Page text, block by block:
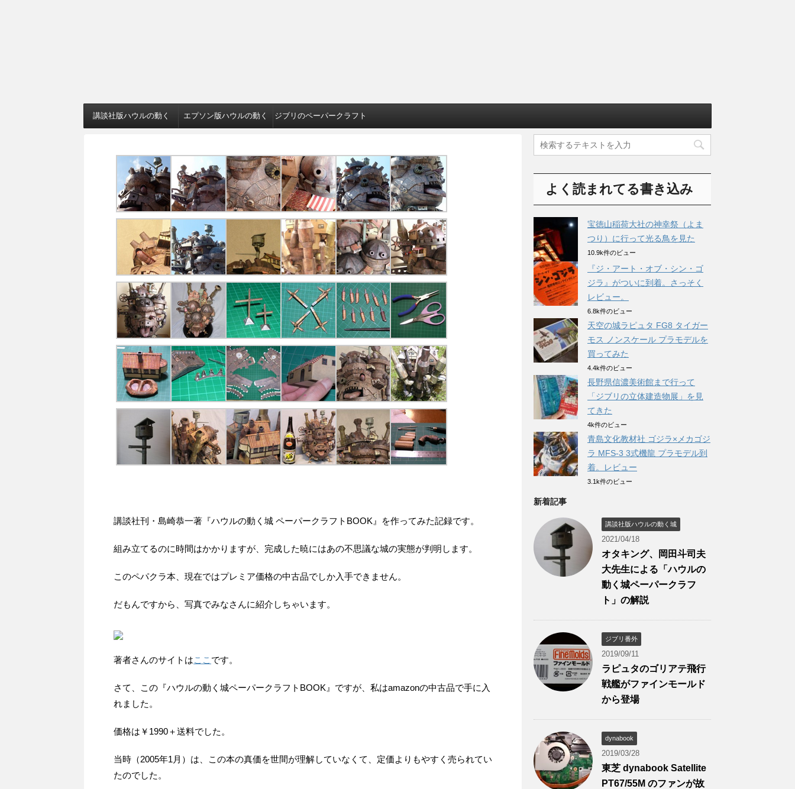
講談社版ハウルの動く エプソン版ハウルの動く ジブリのペーパークラフト
講談社刊・島崎恭一著『ハウルの動く城 ペーパークラフトBOOK』を作ってみた記録です。
組み立てるのに時間はかかりますが、完成した暁にはあの不思議な城の実態が判明します。
このペパクラ本、現在ではプレミア価格の中古品でしか入手できません。
だもんですから、写真でみなさんに紹介しちゃいます。
著者さんのサイトはここ です。
さて、この『ハウルの動く城ペーパークラフトBOOK』ですが、私はamazonの中古品で手に入
れました。
価格は￥1990＋送料でした。
当時（2005年1月）は、この本の真価を世間が理解していなくて、定価よりもやすく売られてい
たのでした。
よく読まれてる書き込み
宝徳山稲荷大社の神幸祭（よま
つり）に行って光る鳥を見た
10.9k件のビュー
『ジ・アート・オブ・シン・ゴ
ジラ』がついに到着。さっそく
レビュー。
6.8k件のビュー
天空の城ラピュタ FG8 タイガー
モス ノンスケール プラモデルを
買ってみた
4.4k件のビュー
長野県信濃美術館まで行って
「ジブリの立体建造物展」を見
てきた
4k件のビュー
青島文化教材社 ゴジラ×メカゴジ
ラ MFS-3 3式機龍 プラモデル到
着。レビュー
3.1k件のビュー
新着記事
講談社版ハウルの動く城
2021/04/18
オタキング、岡田斗司夫
大先生による「ハウルの
動く城ペーパークラフ
ト」の解説
ジブリ番外
2019/09/11
ラピュタのゴリアテ飛行
戦艦がファインモールド
から登場
dynabook
2019/03/28
東芝 dynabook Satellite
PT67/55M のファンが故